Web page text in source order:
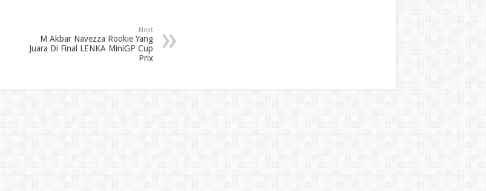
Next
M Akbar Navezza Rookie Yang
Juara Di Final LENKA MiniGP Cup
Prix